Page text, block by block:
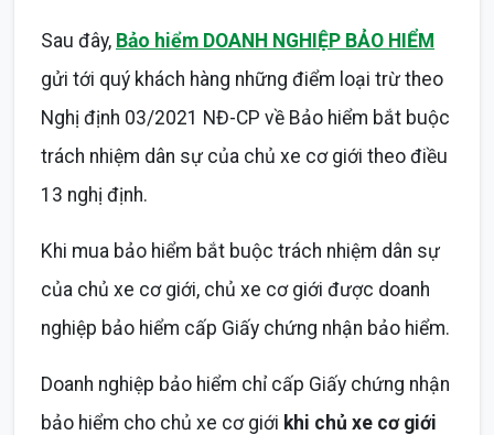
Sau đây, Bảo hiểm DOANH NGHIỆP BẢO HIỂM
gửi tới quý khách hàng những điểm loại trừ theo
Nghị định 03/2021 NĐ-CP về Bảo hiểm bắt buộc
trách nhiệm dân sự của chủ xe cơ giới theo điều
13 nghị định.
Khi mua bảo hiểm bắt buộc trách nhiệm dân sự
của chủ xe cơ giới, chủ xe cơ giới được doanh
nghiệp bảo hiểm cấp Giấy chứng nhận bảo hiểm.
Doanh nghiệp bảo hiểm chỉ cấp Giấy chứng nhận
bảo hiểm cho chủ xe cơ giới khi chủ xe cơ giới